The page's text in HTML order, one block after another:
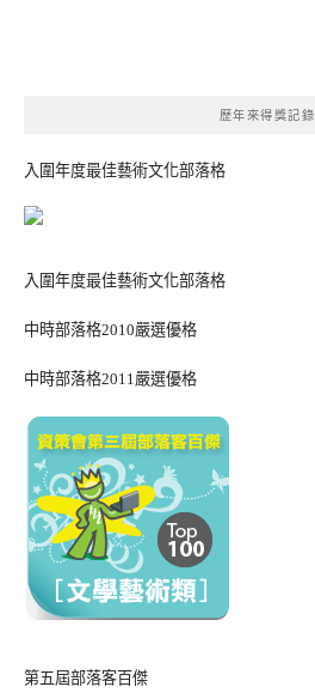
歷年來得獎記錄
入圍年度最佳藝術文化部落格
入圍年度最佳藝術文化部落格
中時部落格2010嚴選優格
中時部落格2011嚴選優格
第五屆部落客百傑